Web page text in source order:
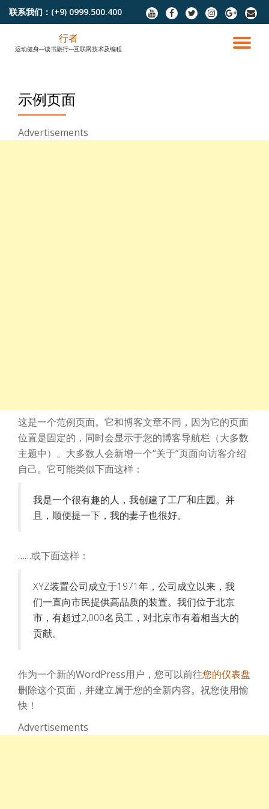
联系我们： (+9) 0999.500.400
fa-
youtube
fa-
facebook
fa-
twitter
fa-
instagram
fa-
google-
plus
fa-
切
航
行者
运动健身---读书旅行---互联网技术及编程
示例页面
Advertisements
这是一个范例页面。它和博客文章不同，因为它的页面
位置是固定的，同时会显示于您的博客导航栏（大多数
主题中）。大多数人会新增一个“关于”页面向访客介绍
自己。它可能类似下面这样：
我是一个很有趣的人，我创建了工厂和庄园。并
且，顺便提一下，我的妻子也很好。
……或下面这样：
XYZ装置公司成立于1971年，公司成立以来，我
们一直向市民提供高品质的装置。我们位于北京
市，有超过2,000名员工，对北京市有着相当大的
贡献。
作为一个新的WordPress用户，您可以前往您的仪表盘
删除这个页面，并建立属于您的全新内容。祝您使用愉
快！
Advertisements